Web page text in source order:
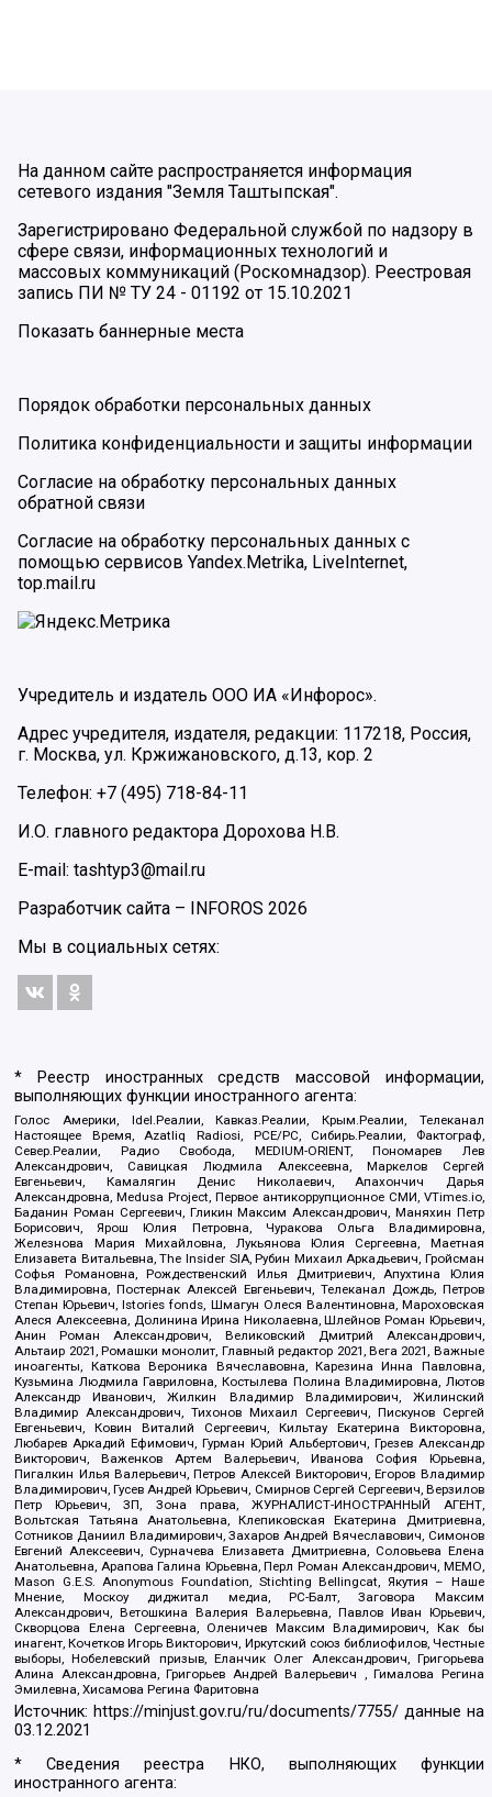
На данном сайте распространяется информация
сетевого издания "Земля Таштыпская".
Зарегистрировано Федеральной службой по надзору в
сфере связи, информационных технологий и
массовых коммуникаций (Роскомнадзор). Реестровая
запись ПИ № ТУ 24 - 01192 от 15.10.2021
Показать баннерные места
Порядок обработки персональных данных
Политика конфиденциальности и защиты информации
Согласие на обработку персональных данных
обратной связи
Согласие на обработку персональных данных с
помощью сервисов Yandex.Metrika, LiveInternet,
top.mail.ru
Учредитель и издатель ООО ИА «Инфорос».
Адрес учредителя, издателя, редакции: 117218, Россия,
г. Москва, ул. Кржижановского, д.13, кор. 2
Телефон: +7 (495) 718-84-11
И.О. главного редактора Дорохова Н.В.
E-mail: tashtyp3@mail.ru
Разработчик сайта – INFOROS 2026
Мы в социальных сетях:
* Реестр иностранных средств массовой информации,
выполняющих функции иностранного агента:
Голос Америки, Idel.Реалии, Кавказ.Реалии, Крым.Реалии, Телеканал
Настоящее Время, Azatliq Radiosi, PCE/PC, Сибирь.Реалии, Фактограф,
Север.Реалии, Радио Свобода, MEDIUM-ORIENT, Пономарев Лев
Александрович, Савицкая Людмила Алексеевна, Маркелов Сергей
Евгеньевич, Камалягин Денис Николаевич, Апахончич Дарья
Александровна, Medusa Project, Первое антикоррупционное СМИ, VTimes.io,
Баданин Роман Сергеевич, Гликин Максим Александрович, Маняхин Петр
Борисович, Ярош Юлия Петровна, Чуракова Ольга Владимировна,
Железнова Мария Михайловна, Лукьянова Юлия Сергеевна, Маетная
Елизавета Витальевна, The Insider SIA, Рубин Михаил Аркадьевич, Гройсман
Софья Романовна, Рождественский Илья Дмитриевич, Апухтина Юлия
Владимировна, Постернак Алексей Евгеньевич, Телеканал Дождь, Петров
Степан Юрьевич, Istories fonds, Шмагун Олеся Валентиновна, Мароховская
Алеся Алексеевна, Долинина Ирина Николаевна, Шлейнов Роман Юрьевич,
Анин Роман Александрович, Великовский Дмитрий Александрович,
Альтаир 2021, Ромашки монолит, Главный редактор 2021, Вега 2021, Важные
иноагенты, Каткова Вероника Вячеславовна, Карезина Инна Павловна,
Кузьмина Людмила Гавриловна, Костылева Полина Владимировна, Лютов
Александр Иванович, Жилкин Владимир Владимирович, Жилинский
Владимир Александрович, Тихонов Михаил Сергеевич, Пискунов Сергей
Евгеньевич, Ковин Виталий Сергеевич, Кильтау Екатерина Викторовна,
Любарев Аркадий Ефимович, Гурман Юрий Альбертович, Грезев Александр
Викторович, Важенков Артем Валерьевич, Иванова София Юрьевна,
Пигалкин Илья Валерьевич, Петров Алексей Викторович, Егоров Владимир
Владимирович, Гусев Андрей Юрьевич, Смирнов Сергей Сергеевич, Верзилов
Петр Юрьевич, ЗП, Зона права, ЖУРНАЛИСТ-ИНОСТРАННЫЙ АГЕНТ,
Вольтская Татьяна Анатольевна, Клепиковская Екатерина Дмитриевна,
Сотников Даниил Владимирович, Захаров Андрей Вячеславович, Симонов
Евгений Алексеевич, Сурначева Елизавета Дмитриевна, Соловьева Елена
Анатольевна, Арапова Галина Юрьевна, Перл Роман Александрович, МЕМО,
Mason G.E.S. Anonymous Foundation, Stichting Bellingcat, Якутия – Наше
Мнение, Москоу диджитал медиа, РС-Балт, Заговора Максим
Александрович, Ветошкина Валерия Валерьевна, Павлов Иван Юрьевич,
Скворцова Елена Сергеевна, Оленичев Максим Владимирович, Как бы
инагент, Кочетков Игорь Викторович, Иркутский союз библиофилов, Честные
выборы, Нобелевский призыв, Еланчик Олег Александрович, Григорьева
Алина Александровна, Григорьев Андрей Валерьевич , Гималова Регина
Эмилевна, Хисамова Регина Фаритовна
Источник: https://minjust.gov.ru/ru/documents/7755/ данные на
03.12.2021
* Сведения реестра НКО, выполняющих функции
иностранного агента: